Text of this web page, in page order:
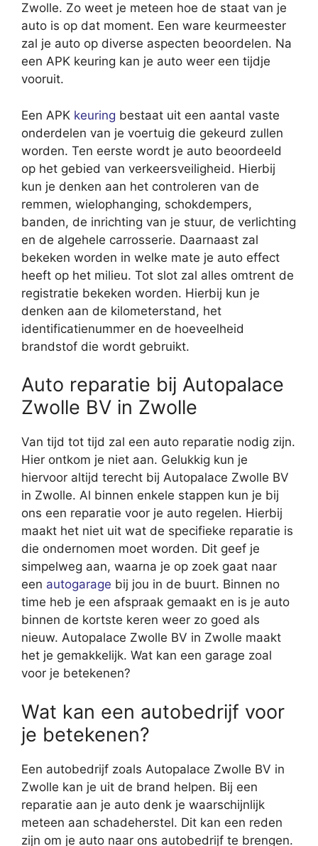
Zwolle. Zo weet je meteen hoe de staat van je
auto is op dat moment. Een ware keurmeester
zal je auto op diverse aspecten beoordelen. Na
een APK keuring kan je auto weer een tijdje
vooruit.
Een APK keuring bestaat uit een aantal vaste
onderdelen van je voertuig die gekeurd zullen
worden. Ten eerste wordt je auto beoordeeld
op het gebied van verkeersveiligheid. Hierbij
kun je denken aan het controleren van de
remmen, wielophanging, schokdempers,
banden, de inrichting van je stuur, de verlichting
en de algehele carrosserie. Daarnaast zal
bekeken worden in welke mate je auto effect
heeft op het milieu. Tot slot zal alles omtrent de
registratie bekeken worden. Hierbij kun je
denken aan de kilometerstand, het
identificatienummer en de hoeveelheid
brandstof die wordt gebruikt.
Auto reparatie bij Autopalace
Zwolle BV in Zwolle
Van tijd tot tijd zal een auto reparatie nodig zijn.
Hier ontkom je niet aan. Gelukkig kun je
hiervoor altijd terecht bij Autopalace Zwolle BV
in Zwolle. Al binnen enkele stappen kun je bij
ons een reparatie voor je auto regelen. Hierbij
maakt het niet uit wat de specifieke reparatie is
die ondernomen moet worden. Dit geef je
simpelweg aan, waarna je op zoek gaat naar
een autogarage bij jou in de buurt. Binnen no
time heb je een afspraak gemaakt en is je auto
binnen de kortste keren weer zo goed als
nieuw. Autopalace Zwolle BV in Zwolle maakt
het je gemakkelijk. Wat kan een garage zoal
voor je betekenen?
Wat kan een autobedrijf voor
je betekenen?
Een autobedrijf zoals Autopalace Zwolle BV in
Zwolle kan je uit de brand helpen. Bij een
reparatie aan je auto denk je waarschijnlijk
meteen aan schadeherstel. Dit kan een reden
zijn om je auto naar ons autobedrijf te brengen.